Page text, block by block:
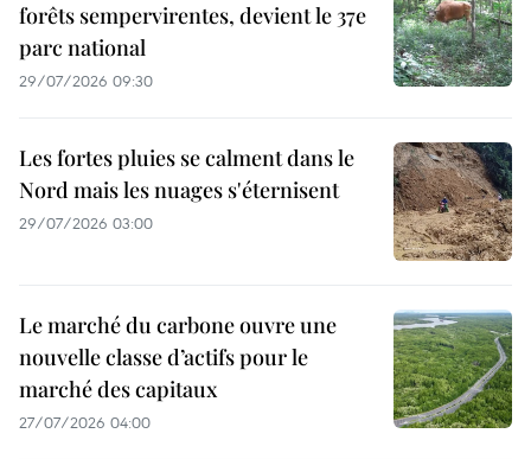
forêts sempervirentes, devient le 37e
parc national
29/07/2026 09:30
Les fortes pluies se calment dans le
Nord mais les nuages s'éternisent
29/07/2026 03:00
Le marché du carbone ouvre une
nouvelle classe d’actifs pour le
marché des capitaux
27/07/2026 04:00